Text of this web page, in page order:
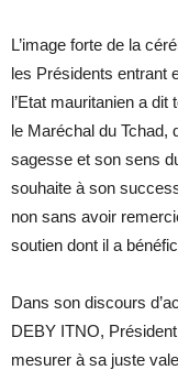
L’image forte de la
les Présidents entrant
l’Etat mauritanien a dit
le Maréchal du Tchad,
sagesse et son sens
souhaite à son
non sans avoir
soutien dont il a
Dans son discours
DEBY ITNO,
mesurer à sa juste